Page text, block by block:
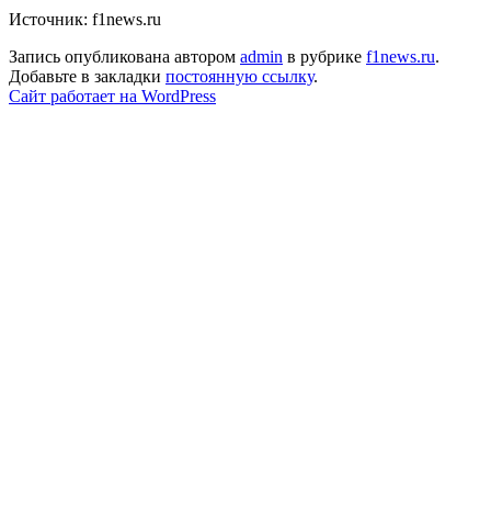
Источник: f1news.ru
Запись опубликована автором admin в рубрике f1news.ru.
Добавьте в закладки постоянную ссылку.
Сайт работает на WordPress